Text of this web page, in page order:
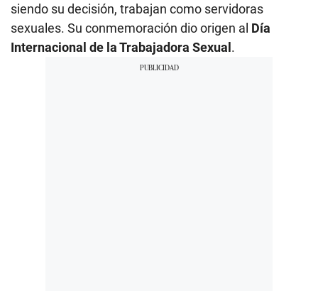
siendo su decisión, trabajan como servidoras
sexuales. Su conmemoración dio origen al Día
Internacional de la Trabajadora Sexual.